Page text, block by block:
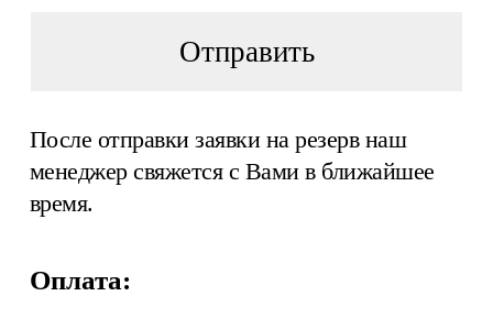
Отправить
После отправки заявки на резерв наш
менеджер свяжется с Вами в ближайшее
время.
Оплата: